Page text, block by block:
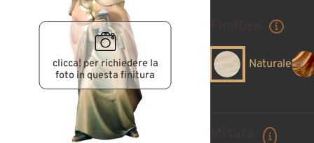
clicca! per richiedere la
foto in questa finitura
Naturale